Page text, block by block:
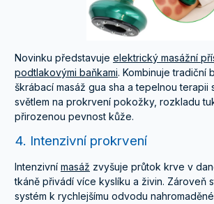
Novinku představuje elektrický masážní
podtlakovými baňkami. Kombinuje tradiční
škrábací masáž gua sha a tepelnou terapii
světlem na prokrvení pokožky, rozkladu
přirozenou pevnost kůže.
4. Intenzivní prokrvení
Intenzivní masáž zvyšuje průtok krve v
tkáně přivádí více kyslíku a živin. Zároveň
systém k rychlejšímu odvodu